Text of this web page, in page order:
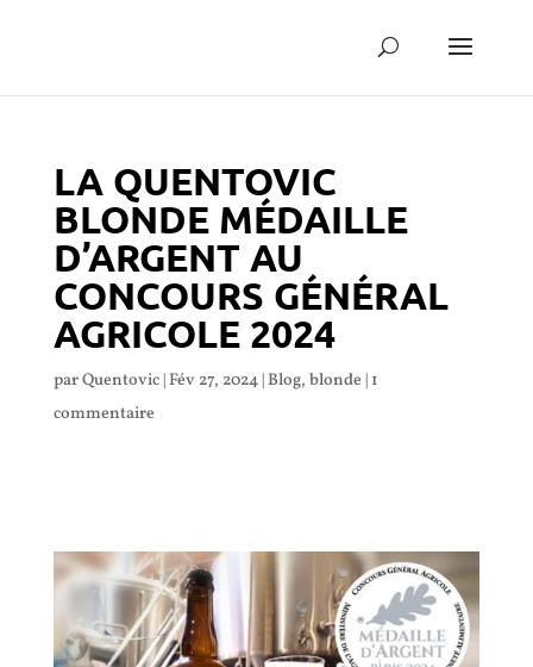
LA QUENTOVIC
BLONDE MÉDAILLE
D’ARGENT AU
CONCOURS GÉNÉRAL
AGRICOLE 2024
parQuentovic|Fév 27, 2024|Blog, blonde | 1
commentaire